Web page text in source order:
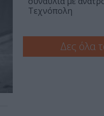
Τεχνόπολη
Δες όλα